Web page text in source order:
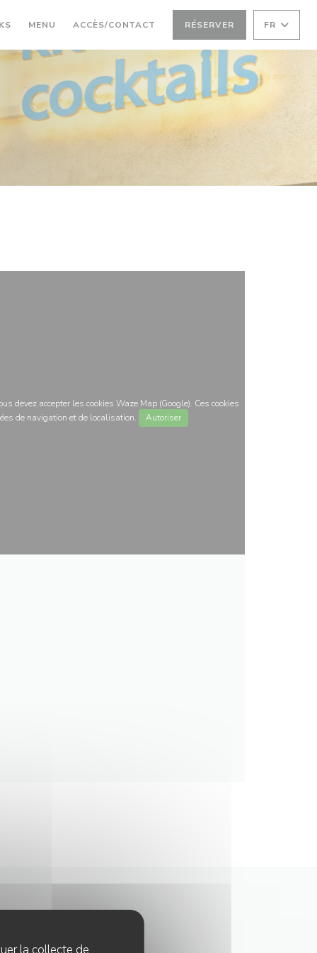
((OUVRE UNE NOUVELLE FENÊTRE))
MENU ((OUVRE UNE NOUVELLE FENÊTRE))
ACCÈS/CONTACT RÉSERVER FR
devez accepter les cookies Waze Map (Google). Ces cookies
de navigation et de localisation.
Autoriser